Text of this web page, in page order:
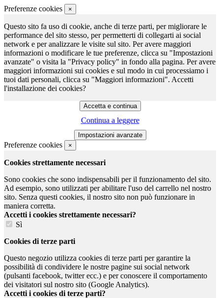
Preferenze cookies ×
Questo sito fa uso di cookie, anche di terze parti, per migliorare le
performance del sito stesso, per permetterti di collegarti ai social
network e per analizzare le visite sul sito. Per avere maggiori
informazioni o modificare le tue preferenze, clicca su "Impostazioni
avanzate" o visita la "Privacy policy" in fondo alla pagina. Per avere
maggiori informazioni sui cookies e sul modo in cui processiamo i
tuoi dati personali, clicca su "Maggiori informazioni". Accetti
l'installazione dei cookies?
Continua a leggere
Preferenze cookies ×
Cookies strettamente necessari
Sono cookies che sono indispensabili per il funzionamento del sito.
Ad esempio, sono utilizzati per abilitare l'uso del carrello nel nostro
sito. Senza questi cookies, il nostro sito non può funzionare in
maniera corretta.
Accetti i cookies strettamente necessari?
Sì
Cookies di terze parti
Questo negozio utilizza cookies di terze parti per garantire la
possibilità di condividere le nostre pagine sui social network
(pulsanti facebook, twitter ecc.) e per conoscere il comportamento
dei visitatori sul nostro sito (Google Analytics).
Accetti i cookies di terze parti?